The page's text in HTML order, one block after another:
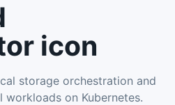
icon
storage orchestration and
on Kubernetes.